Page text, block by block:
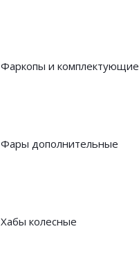
Фаркопы и комплектующие
Фары дополнительные
Хабы колесные